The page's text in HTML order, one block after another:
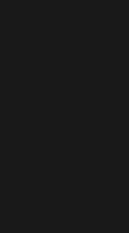
ventana)
ventana)